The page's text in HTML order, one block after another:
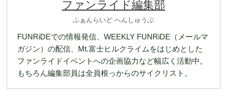
ファンライド編集部
ふぁんらいど へんしゅうぶ
FUNRiDEでの情報発信、WEEKLY FUNRiDE（メールマ
ガジン）の配信、Mt.富士ヒルクライムをはじめとした
ファンライドイベントへの企画協力など幅広く活動中。
もちろん編集部員は全員根っからのサイクリスト。